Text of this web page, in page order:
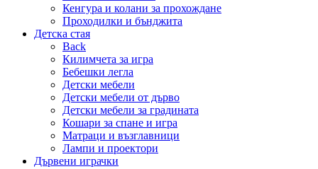
Кенгура и колани за прохождане
Проходилки и бънджита
Детска стая
Back
Килимчета за игра
Бебешки легла
Детски мебели
Детски мебели от дърво
Детски мебели за градината
Кошари за спане и игра
Матраци и възглавници
Лампи и проектори
Дървени играчки